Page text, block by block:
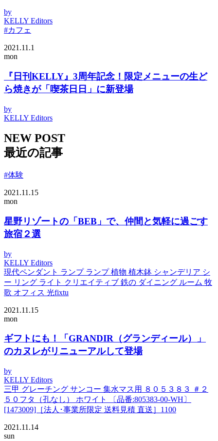
by
KELLY Editors
#カフェ
2021.11.1
mon
『日刊KELLY』3周年記念！限定メニューの生ど
ら焼きが「喫茶日日」に新登場
by
KELLY Editors
NEW POST
最近の記事
#体験
2021.11.15
mon
星野リゾートの「BEB」で、仲間と気軽に過ごす
旅宿２選
by
KELLY Editors
現代ペンダント ランプ ランプ 植物 植木鉢 シャンデリア シ
ー リング ライト クリエイティブ 鉄の ダイニング ルーム 牧
歌 オフィス 光fixtu
2021.11.15
mon
ギフトにも！「GRANDIR（グランディール）」
のカヌレがリニューアルして登場
by
KELLY Editors
三甲 グレーチング サンコー 集水マス用 ８０５３８３ ＃２
５０フタ（孔なし） ホワイト 〔品番:805383-00-WH〕
[1473009]［法人･事業所限定 送料見積 直送］1100
2021.11.14
sun